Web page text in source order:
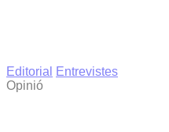
Editorial
Entrevistes
Opinió